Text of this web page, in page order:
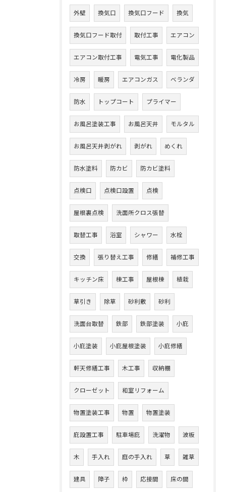
外壁 換気口 換気口フード 換気
換気口フード取付 取付工事 エアコン
エアコン取付工事 電気工事 電化製品
冷房 暖房 エアコンガス ベランダ
防水 トップコート プライマー
お風呂塗装工事 お風呂天井 モルタル
お風呂天井剥がれ 剥がれ めくれ
防水塗料 防カビ 防カビ塗料
点検口 点検口設置 点検
屋根裏点検 洗面所クロス張替
取替工事 浴室 シャワー 水栓
交換 張り替え工事 修繕 補修工事
キッチン床 棟工事 屋根棟 植栽
草引き 除草 砂利敷 砂利
洗面台取替 鉄部 鉄部塗装 小庇
小庇塗装 小庇屋根塗装 小庇修繕
軒天修繕工事 木工事 収納棚
クローゼット 和室リフォーム
物置塗装工事 物置 物置塗装
庇設置工事 駐車場庇 洗濯物 波板
木 手入れ 庭の手入れ 草 雑草
建具 障子 枠 応接間 床の間